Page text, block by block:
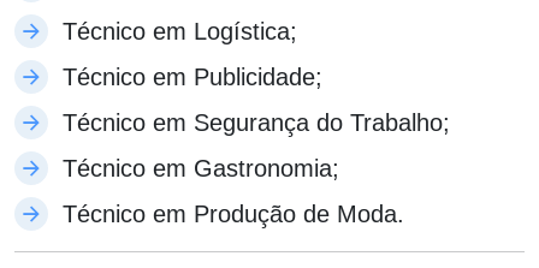
Técnico em Logística;
Técnico em Publicidade;
Técnico em Segurança do Trabalho;
Técnico em Gastronomia;
Técnico em Produção de Moda.